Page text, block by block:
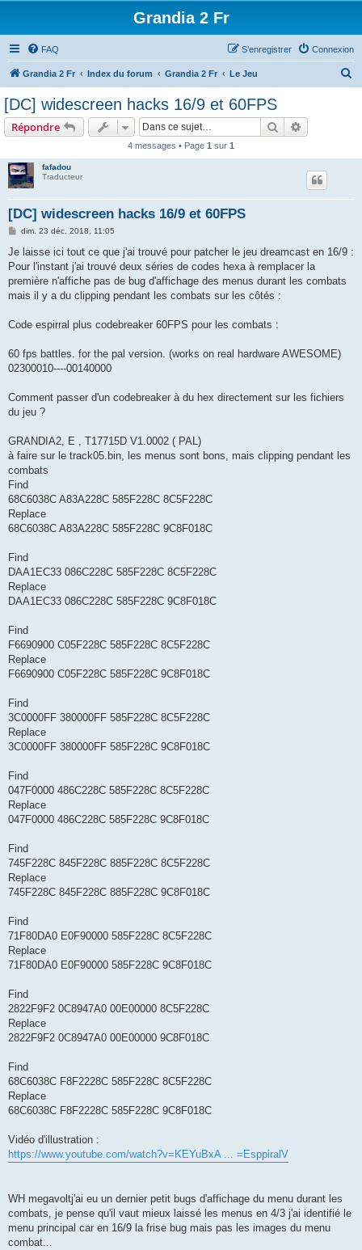
Grandia 2 Fr
FAQ Connexion
S’enregistrer
Grandia 2 Fr Index du forum Grandia 2 Fr Le Jeu
[DC] widescreen hacks 16/9 et 60FPS
Répondre Rechercher
4 messages • Page 1 sur 1
fafadou
Traducteur
[DC] widescreen hacks 16/9 et 60FPS
M
s
a
g
dim. 23 déc. 2018, 11:05
Je laisse ici tout ce que j'ai trouvé pour patcher le jeu dreamcast en 16/9 :
Pour l'instant j'ai trouvé deux séries de codes hexa à remplacer la
première n'affiche pas de bug d'affichage des menus durant les combats
mais il y a du clipping pendant les combats sur les côtés :
Code espirral plus codebreaker 60FPS pour les combats :
60 fps battles. for the pal version. (works on real hardware AWESOME)
02300010----00140000
Comment passer d'un codebreaker à du hex directement sur les fichiers
du jeu ?
GRANDIA2, E , T17715D V1.0002 ( PAL)
à faire sur le track05.bin, les menus sont bons, mais clipping pendant les
combats
Find
68C6038C A83A228C 585F228C 8C5F228C
Replace
68C6038C A83A228C 585F228C 9C8F018C
Find
DAA1EC33 086C228C 585F228C 8C5F228C
Replace
DAA1EC33 086C228C 585F228C 9C8F018C
Find
F6690900 C05F228C 585F228C 8C5F228C
Replace
F6690900 C05F228C 585F228C 9C8F018C
Find
3C0000FF 380000FF 585F228C 8C5F228C
Replace
3C0000FF 380000FF 585F228C 9C8F018C
Find
047F0000 486C228C 585F228C 8C5F228C
Replace
047F0000 486C228C 585F228C 9C8F018C
Find
745F228C 845F228C 885F228C 8C5F228C
Replace
745F228C 845F228C 885F228C 9C8F018C
Find
71F80DA0 E0F90000 585F228C 8C5F228C
Replace
71F80DA0 E0F90000 585F228C 9C8F018C
Find
2822F9F2 0C8947A0 00E00000 8C5F228C
Replace
2822F9F2 0C8947A0 00E00000 9C8F018C
Find
68C6038C F8F2228C 585F228C 8C5F228C
Replace
68C6038C F8F2228C 585F228C 9C8F018C
Vidéo d'illustration :
https://www.youtube.com/watch?v=KEYuBxA ... =EsppiralV
WH megavoltj'ai eu un dernier petit bugs d'affichage du menu durant les
combats, je pense qu'il vaut mieux laissé les menus en 4/3 j'ai identifié le
menu principal car en 16/9 la frise bug mais pas les images du menu
combat...